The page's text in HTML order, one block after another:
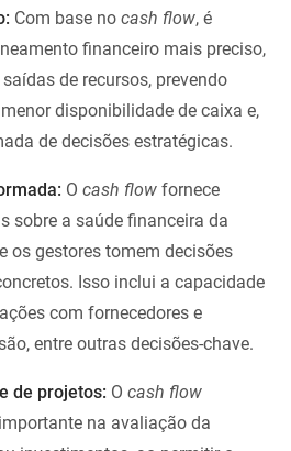
Com base no cash flow, é
financeiro mais preciso,
de recursos, prevendo
disponibilidade de caixa e,
de decisões estratégicas.
O cash flow fornece
sobre a saúde financeira da
os gestores tomem decisões
Isso inclui a capacidade
com fornecedores e
entre outras decisões-chave.
de projetos: O cash flow
na avaliação da